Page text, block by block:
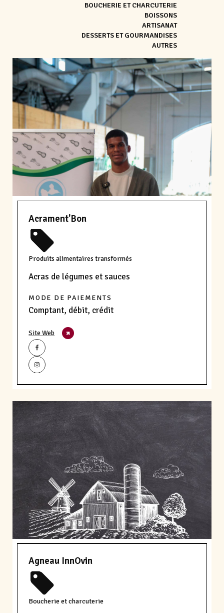
BOUCHERIE ET CHARCUTERIE
BOISSONS
ARTISANAT
DESSERTS ET GOURMANDISES
AUTRES
Acrament'Bon
Produits alimentaires transformés
Acras de légumes et sauces
MODE DE PAIEMENTS
Comptant, débit, crédit
Site Web
Agneau InnOvin
Boucherie et charcuterie